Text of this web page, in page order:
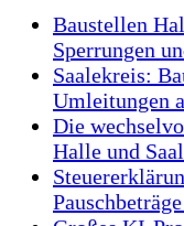
Baustellen
Sperrungen
Saalekreis:
Umleitungen
Die
Halle und